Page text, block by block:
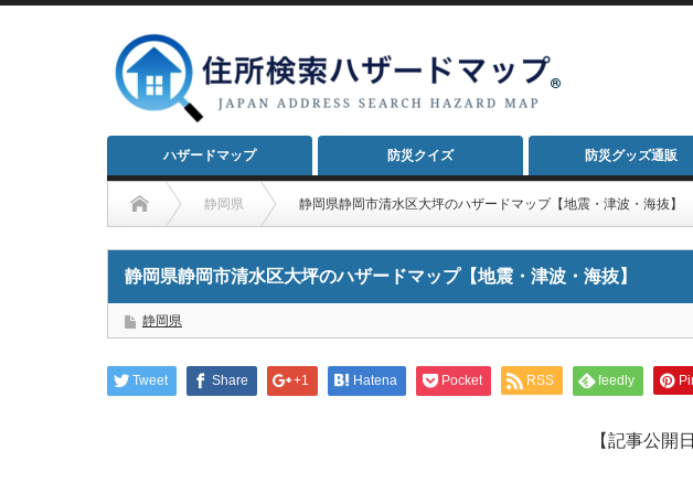
ハザードマップ 防災クイズ 防災グッズ通販
静岡県 静岡県静岡市清水区大坪のハザードマップ【地震・津波・海抜】
静岡県静岡市清水区大坪のハザードマップ【地震・津波・海抜】
静岡県
Tweet Share +1 Hatena Pocket RSS feedly
【記事公開